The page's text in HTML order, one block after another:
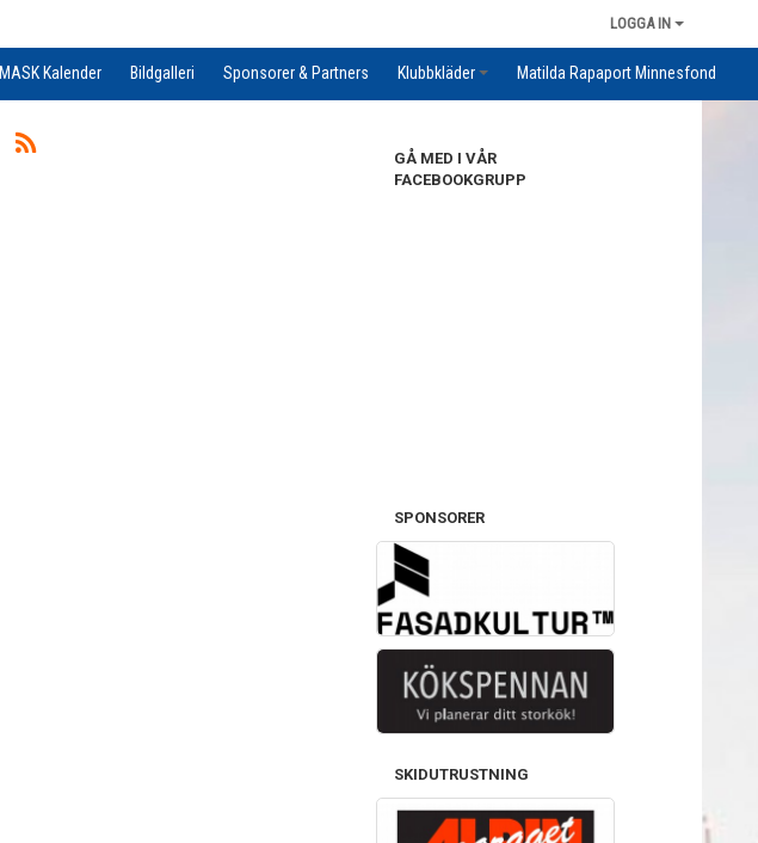
LOGGA IN
MASK Kalender Bildgalleri Sponsorer & Partners Klubbkläder Matilda Rapaport Minnesfond
GÅ MED I VÅR
FACEBOOKGRUPP
SPONSORER
SKIDUTRUSTNING